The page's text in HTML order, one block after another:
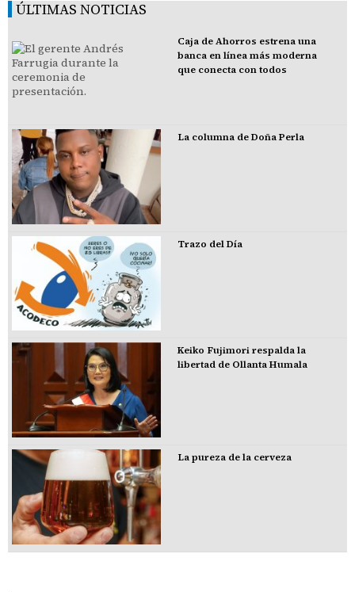
ÚLTIMAS NOTICIAS
Caja de Ahorros estrena una
banca en línea más moderna
que conecta con todos
La columna de Doña Perla
Trazo del Día
Keiko Fujimori respalda la
libertad de Ollanta Humala
La pureza de la cerveza